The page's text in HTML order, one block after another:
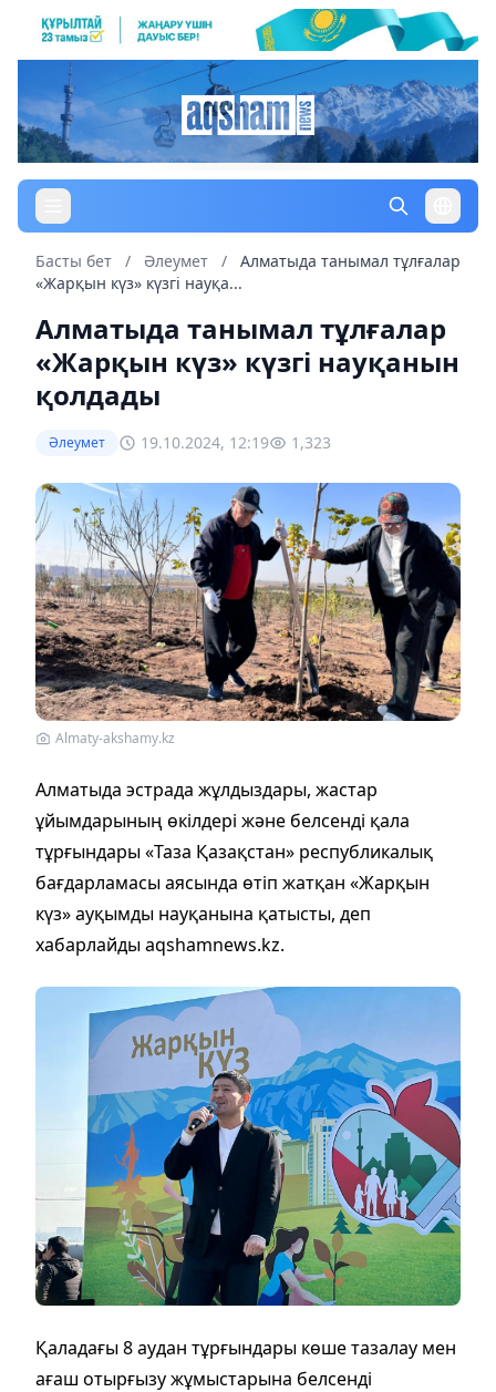
Басты бет / Әлеумет /
Алматыда танымал тұлғалар
«Жарқын күз» күзгі науқа...
Алматыда танымал тұлғалар
«Жарқын күз» күзгі науқанын
қолдады
Әлеумет 19.10.2024, 12:19 1,323
Almaty-akshamy.kz
Алматыда эстрада жұлдыздары, жастар
ұйымдарының өкілдері және белсенді қала
тұрғындары «Таза Қазақстан» республикалық
бағдарламасы аясында өтіп жатқан «Жарқын
күз» ауқымды науқанына қатысты, деп
хабарлайды aqshamnews.kz.
Қаладағы 8 аудан тұрғындары көше тазалау мен
ағаш отырғызу жұмыстарына белсенді